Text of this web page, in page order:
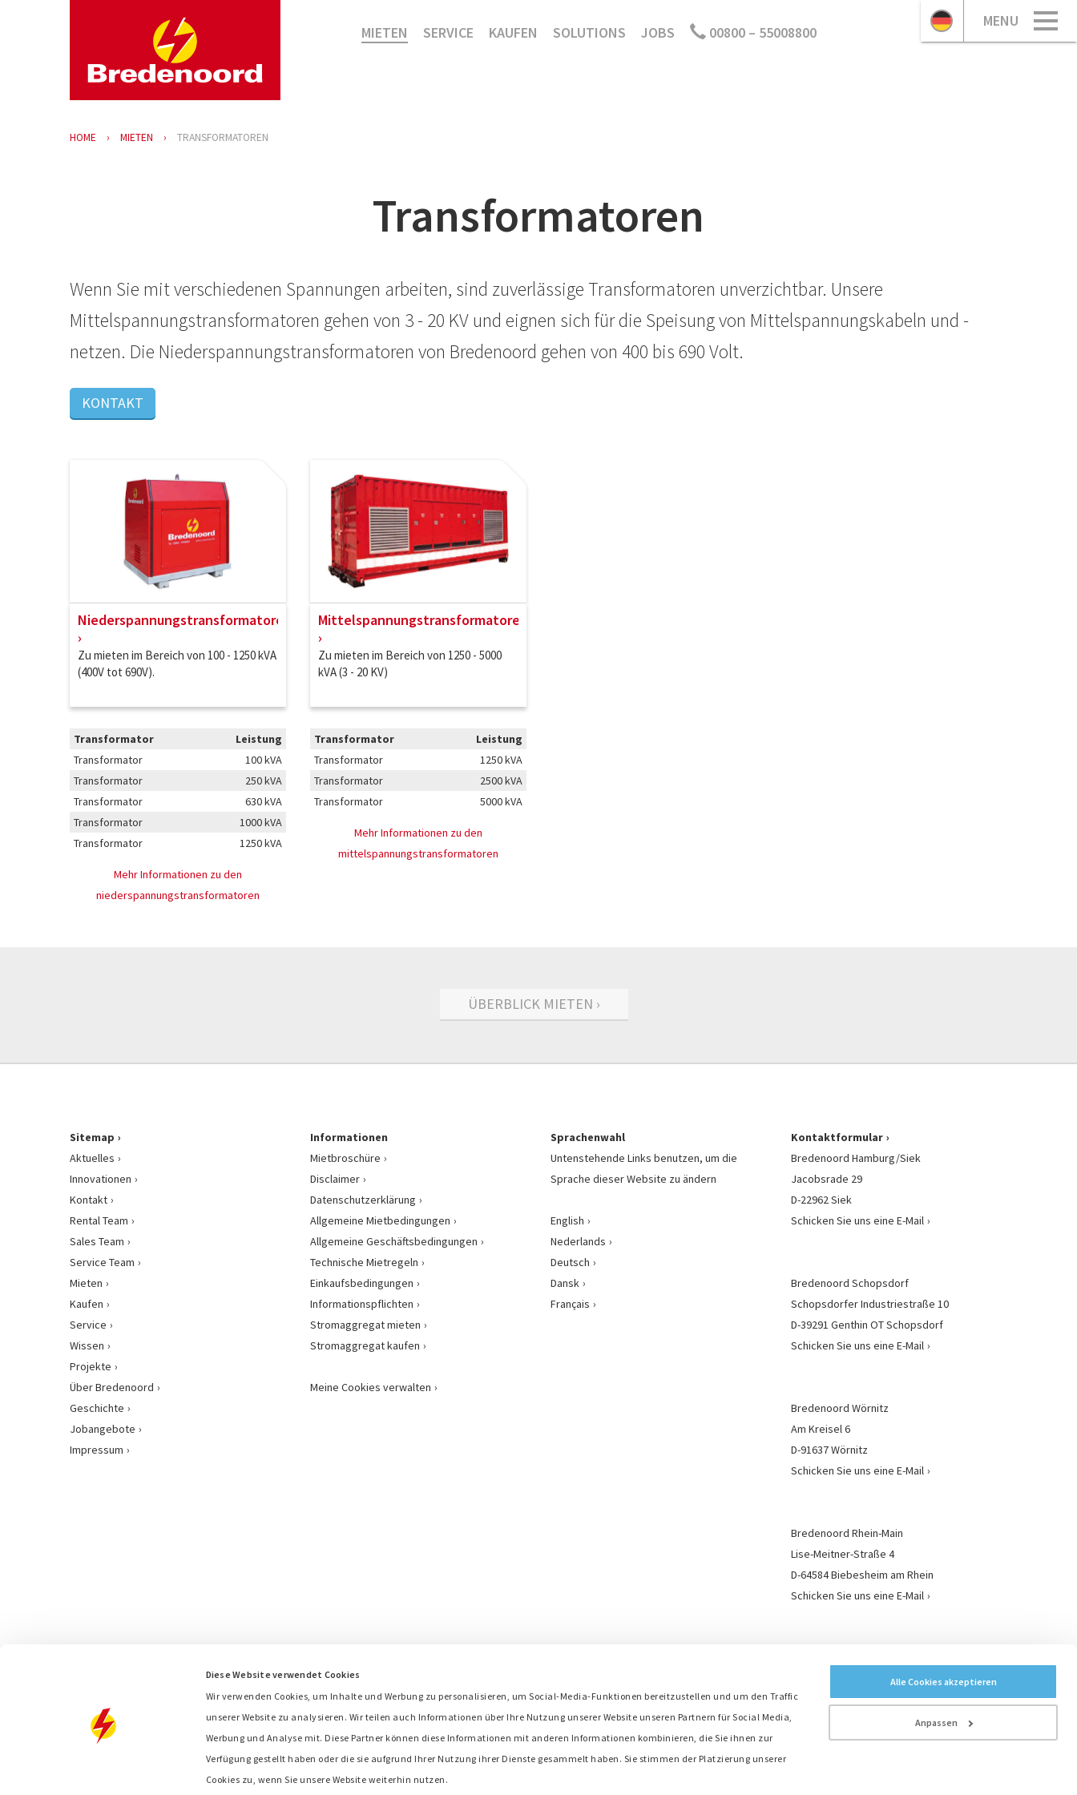
Diese Website verwendet Cookies
Wir verwenden Cookies, um Inhalte und Werbung zu personalisieren, um Social-Media-Funktionen bereitzustellen und um den Traffic
unserer Website zu analysieren. Wir teilen auch Informationen über Ihre Nutzung unserer Website unseren Partnern für Social Media,
Werbung und Analyse mit. Diese Partner können diese Informationen mit anderen Informationen kombinieren, die Sie ihnen zur
Verfügung gestellt haben oder die sie aufgrund Ihrer Nutzung ihrer Dienste gesammelt haben. Sie stimmen der Platzierung unserer
Cookies zu, wenn Sie unsere Website weiterhin nutzen.
Alle Cookies akzeptieren
Anpassen
MENU
MIETEN SERVICE KAUFEN SOLUTIONS JOBS 00800 – 55008800
HOME MIETEN TRANSFORMATOREN
Transformatoren
Wenn Sie mit verschiedenen Spannungen arbeiten, sind zuverlässige Transformatoren unverzichtbar. Unsere
Mittelspannungstransformatoren gehen von 3 - 20 KV und eignen sich für die Speisung von Mittelspannungskabeln und -
netzen. Die Niederspannungstransformatoren von Bredenoord gehen von 400 bis 690 Volt.
KONTAKT
Niederspannungstransformatoren
Zu mieten im Bereich von 100 - 1250 kVA
(400V tot 690V).
Transformator
Leistung
Transformator
100 kVA
Transformator
250 kVA
Transformator
630 kVA
Transformator
1000 kVA
Transformator
1250 kVA
Mehr Informationen zu den
niederspannungstransformatoren
Mittelspannungstransformatoren
Zu mieten im Bereich von 1250 - 5000
kVA (3 - 20 KV)
Transformator
Leistung
Transformator
1250 kVA
Transformator
2500 kVA
Transformator
5000 kVA
Mehr Informationen zu den
mittelspannungstransformatoren
ÜBERBLICK MIETEN ›
Sitemap
Aktuelles
Innovationen
Kontakt
Rental Team
Sales Team
Service Team
Mieten
Kaufen
Service
Wissen
Projekte
Über Bredenoord
Geschichte
Jobangebote
Impressum
Informationen
Mietbroschüre
Disclaimer
Datenschutzerklärung
Allgemeine Mietbedingungen
Allgemeine Geschäftsbedingungen
Technische Mietregeln
Einkaufsbedingungen
Informationspflichten
Stromaggregat mieten
Stromaggregat kaufen
Meine Cookies verwalten
Sprachenwahl
Untenstehende Links benutzen, um die
Sprache dieser Website zu ändern
English
Nederlands
Deutsch
Dansk
Français
Kontaktformular
Bredenoord Hamburg/Siek
Jacobsrade 29
D-22962 Siek
Schicken Sie uns eine E-Mail
Bredenoord Schopsdorf
Schopsdorfer Industriestraße 10
D-39291 Genthin OT Schopsdorf
Schicken Sie uns eine E-Mail
Bredenoord Wörnitz
Am Kreisel 6
D-91637 Wörnitz
Schicken Sie uns eine E-Mail
Bredenoord Rhein-Main
Lise-Meitner-Straße 4
D-64584 Biebesheim am Rhein
Schicken Sie uns eine E-Mail
Bredenoord ist Mitglied in: